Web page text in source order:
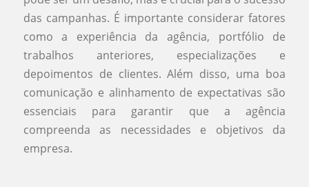
das campanhas. É importante considerar fatores
como a experiência da agência, portfólio de
trabalhos anteriores, especializações e
depoimentos de clientes. Além disso, uma boa
comunicação e alinhamento de expectativas são
essenciais para garantir que a agência
compreenda as necessidades e objetivos da
empresa.